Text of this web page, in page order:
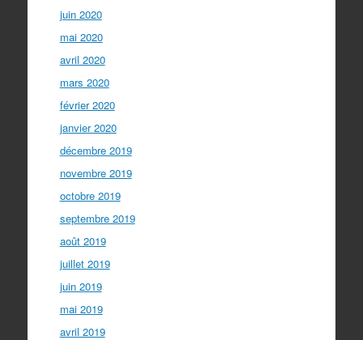
juin 2020
mai 2020
avril 2020
mars 2020
février 2020
janvier 2020
décembre 2019
novembre 2019
octobre 2019
septembre 2019
août 2019
juillet 2019
juin 2019
mai 2019
avril 2019